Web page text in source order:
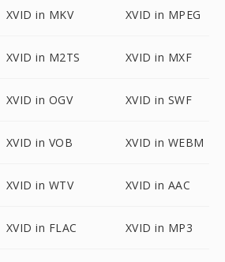
XVID in MKV XVID in MPEG
XVID in M2TS XVID in MXF
XVID in OGV XVID in SWF
XVID in VOB XVID in WEBM
XVID in WTV XVID in AAC
XVID in FLAC XVID in MP3